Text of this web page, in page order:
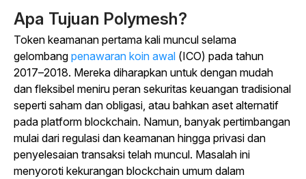
Apa Tujuan Polymesh?
Token keamanan pertama kali muncul selama
gelombang penawaran koin awal (ICO) pada tahun
2017–2018. Mereka diharapkan untuk dengan mudah
dan fleksibel meniru peran sekuritas keuangan tradisional
seperti saham dan obligasi, atau bahkan aset alternatif
pada platform blockchain. Namun, banyak pertimbangan
mulai dari regulasi dan keamanan hingga privasi dan
penyelesaian transaksi telah muncul. Masalah ini
menyoroti kekurangan blockchain umum dalam